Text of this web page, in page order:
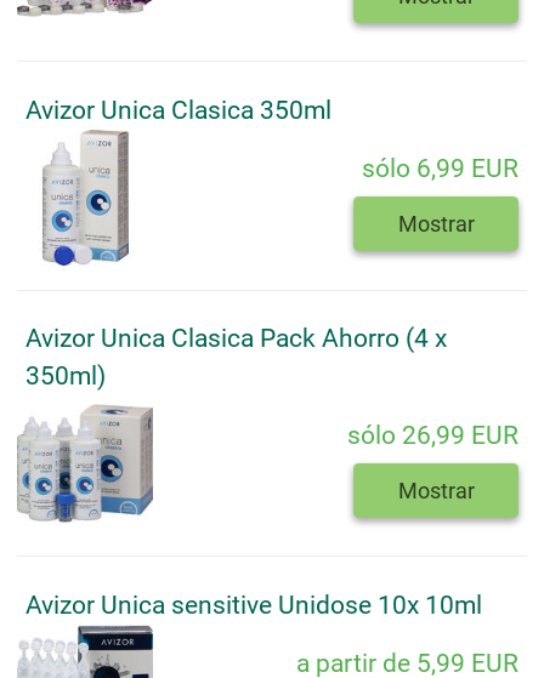
Avizor Unica Clasica 350ml
sólo 6,99 EUR
Mostrar
Avizor Unica Clasica Pack Ahorro (4 x
350ml)
sólo 26,99 EUR
Mostrar
Avizor Unica sensitive Unidose 10x 10ml
a partir de 5,99 EUR